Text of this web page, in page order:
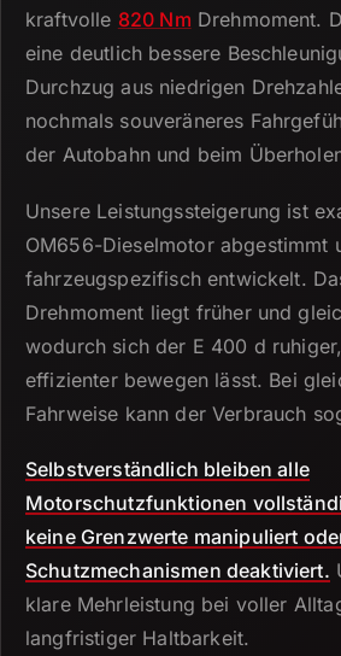
kraftvolle 820 Nm Drehmoment.
eine deutlich bessere
Durchzug aus niedrigen
nochmals souveräneres
der Autobahn und beim
Unsere Leistungssteigerung ist
OM656-Dieselmotor abgestimmt
fahrzeugspezifisch entwickelt.
Drehmoment liegt früher und
wodurch sich der E 400 d
effizienter bewegen lässt. Bei
Fahrweise kann der Verbrauch
Selbstverständlich bleiben alle
Motorschutzfunktionen
keine Grenzwerte manipuliert
Schutzmechanismen deaktiviert.
klare Mehrleistung bei voller
langfristiger Haltbarkeit.